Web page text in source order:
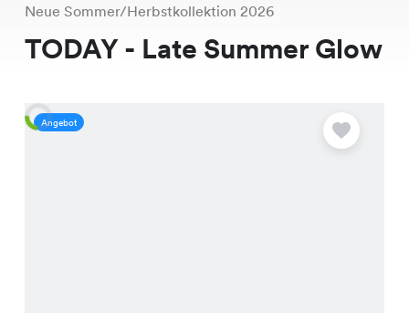
Neue Sommer/Herbstkollektion 2026
TODAY - Late Summer Glow
Angebot